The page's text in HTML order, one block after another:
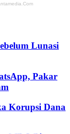
Lunasi
Pakar
Korupsi Dana